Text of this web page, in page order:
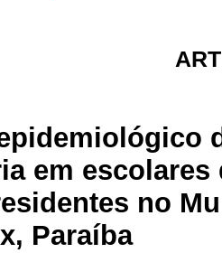
em escolares
no
Paraíba